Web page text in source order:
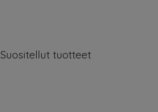
Suositellut tuotteet